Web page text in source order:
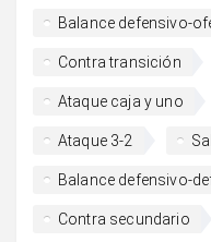
Balance defensivo-
Contra transición
Ataque caja y uno
Ataque 3-2
Balance defensivo-
Contra secundario